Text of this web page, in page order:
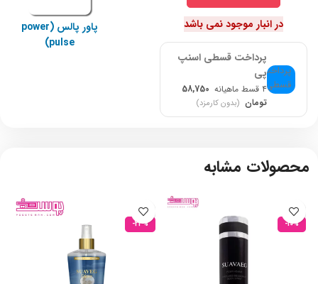
در انبار موجود نمی باشد
پرداخت قسطی اسنپ
پی
۴ قسط ماهیانه
58,750
تومان (بدون کارمزد)
پاور پالس (power
pulse)
محصولات مشابه
-10%
-23%